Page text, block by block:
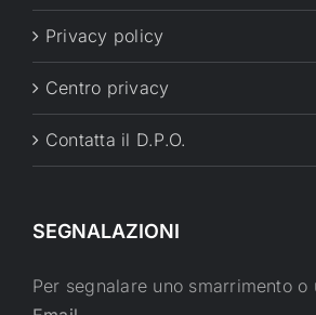
Privacy policy
Centro privacy
Contatta il D.P.O.
SEGNALAZIONI
Per segnalare uno smarrimento o